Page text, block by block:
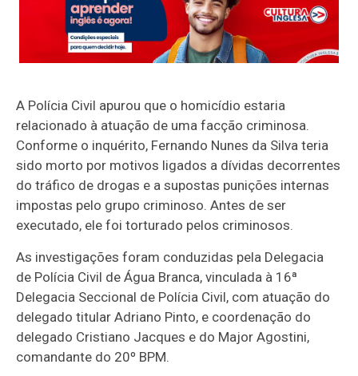
A Polícia Civil apurou que o homicídio estaria
relacionado à atuação de uma facção criminosa.
Conforme o inquérito, Fernando Nunes da Silva teria
sido morto por motivos ligados a dívidas decorrentes
do tráfico de drogas e a supostas punições internas
impostas pelo grupo criminoso. Antes de ser
executado, ele foi torturado pelos criminosos.
As investigações foram conduzidas pela Delegacia
de Polícia Civil de Água Branca, vinculada à 16ª
Delegacia Seccional de Polícia Civil, com atuação do
delegado titular Adriano Pinto, e coordenação do
delegado Cristiano Jacques e do Major Agostini,
comandante do 20º BPM.